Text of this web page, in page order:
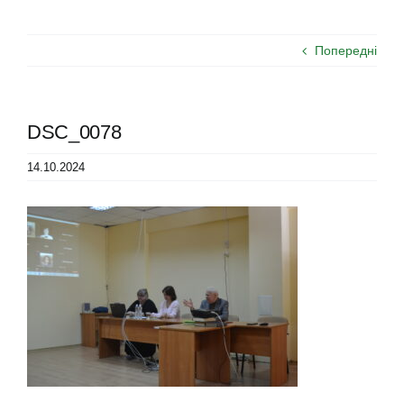
Попередні
DSC_0078
14.10.2024